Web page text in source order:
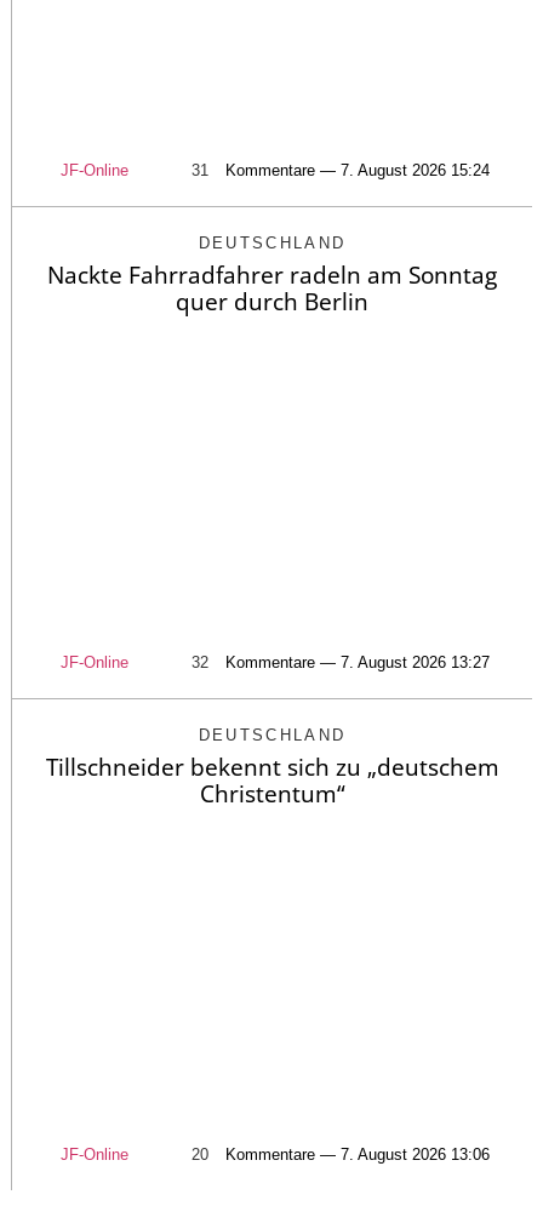
JF-Online 31 Kommentare — 7. August 2026 15:24
DEUTSCHLAND
Nackte Fahrradfahrer radeln am Sonntag
quer durch Berlin
JF-Online 32 Kommentare — 7. August 2026 13:27
DEUTSCHLAND
Tillschneider bekennt sich zu „deutschem
Christentum“
JF-Online 20 Kommentare — 7. August 2026 13:06